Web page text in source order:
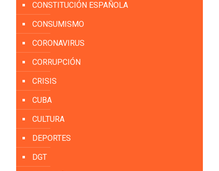
CONSTITUCIÓN ESPAÑOLA
CONSUMISMO
CORONAVIRUS
CORRUPCIÓN
CRISIS
CUBA
CULTURA
DEPORTES
DGT